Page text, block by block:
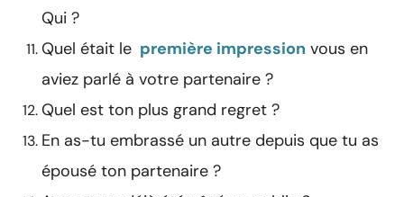
Qui ?
Quel était le première impression vous en
aviez parlé à votre partenaire ?
Quel est ton plus grand regret ?
En as-tu embrassé un autre depuis que tu as
épousé ton partenaire ?